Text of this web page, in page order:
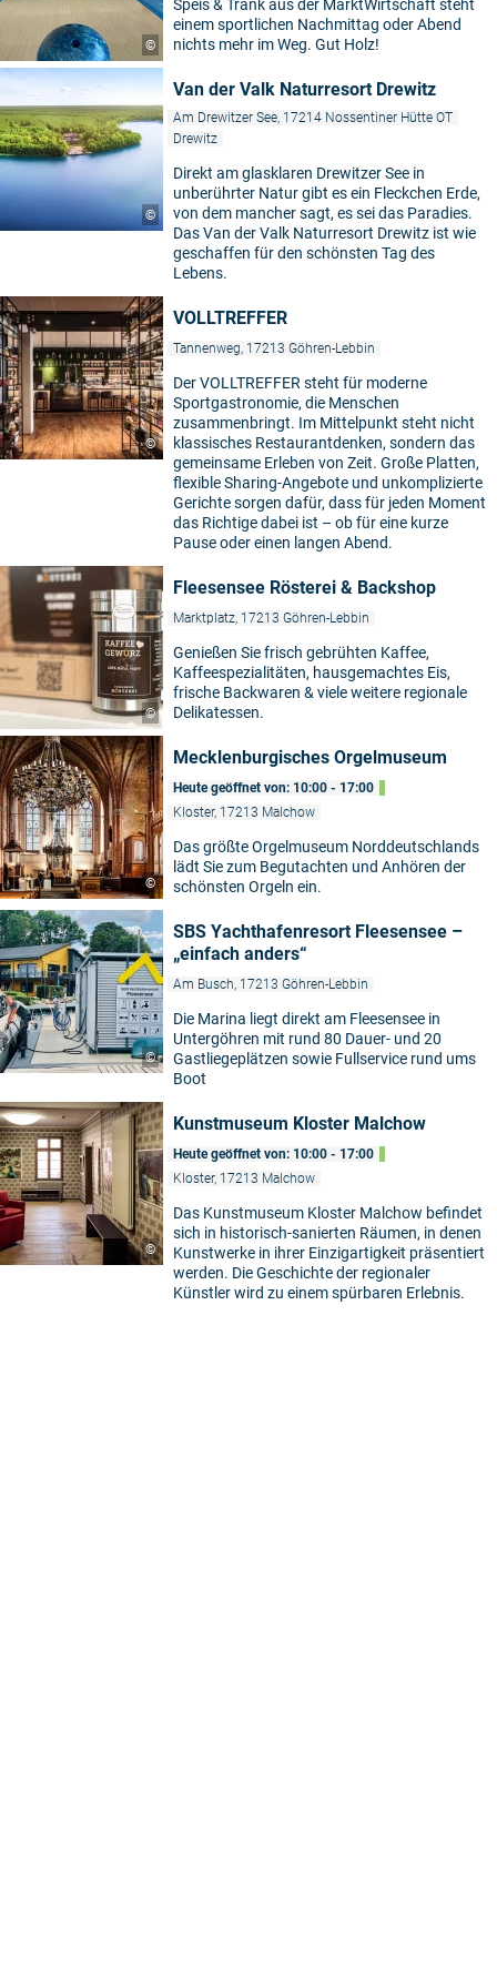
©
Speis & Trank aus der MarktWirtschaft steht
einem sportlichen Nachmittag oder Abend
nichts mehr im Weg. Gut Holz!
©
Van der Valk Naturresort Drewitz
Am Drewitzer See, 17214 Nossentiner Hütte OT
Drewitz
Direkt am glasklaren Drewitzer See in
unberührter Natur gibt es ein Fleckchen Erde,
von dem mancher sagt, es sei das Paradies.
Das Van der Valk Naturresort Drewitz ist wie
geschaffen für den schönsten Tag des
Lebens.
©
VOLLTREFFER
Tannenweg, 17213 Göhren-Lebbin
Der VOLLTREFFER steht für moderne
Sportgastronomie, die Menschen
zusammenbringt. Im Mittelpunkt steht nicht
klassisches Restaurantdenken, sondern das
gemeinsame Erleben von Zeit. Große Platten,
flexible Sharing-Angebote und unkomplizierte
Gerichte sorgen dafür, dass für jeden Moment
das Richtige dabei ist – ob für eine kurze
Pause oder einen langen Abend.
©
Fleesensee Rösterei & Backshop
Marktplatz, 17213 Göhren-Lebbin
Genießen Sie frisch gebrühten Kaffee,
Kaffeespezialitäten, hausgemachtes Eis,
frische Backwaren & viele weitere regionale
Delikatessen.
©
Mecklenburgisches Orgelmuseum
Heute geöffnet von: 10:00 - 17:00
Kloster, 17213 Malchow
Das größte Orgelmuseum Norddeutschlands
lädt Sie zum Begutachten und Anhören der
schönsten Orgeln ein.
©
SBS Yachthafenresort Fleesensee –
„einfach anders“
Am Busch, 17213 Göhren-Lebbin
Die Marina liegt direkt am Fleesensee in
Untergöhren mit rund 80 Dauer- und 20
Gastliegeplätzen sowie Fullservice rund ums
Boot
©
Kunstmuseum Kloster Malchow
Heute geöffnet von: 10:00 - 17:00
Kloster, 17213 Malchow
Das Kunstmuseum Kloster Malchow befindet
sich in historisch-sanierten Räumen, in denen
Kunstwerke in ihrer Einzigartigkeit präsentiert
werden. Die Geschichte der regionaler
Künstler wird zu einem spürbaren Erlebnis.